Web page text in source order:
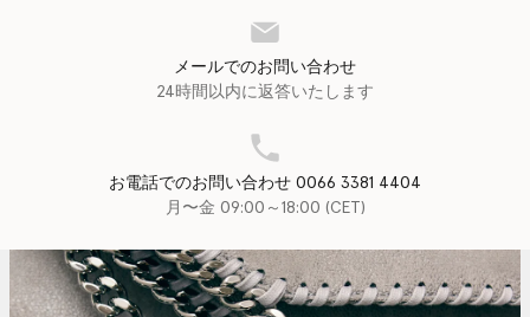
メールでのお問い合わせ
24時間以内に返答いたします
お電話でのお問い合わせ 0066 3381 4404
月〜金 09:00～18:00 (CET)